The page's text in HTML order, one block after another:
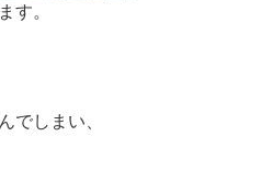
す。
でしまい、